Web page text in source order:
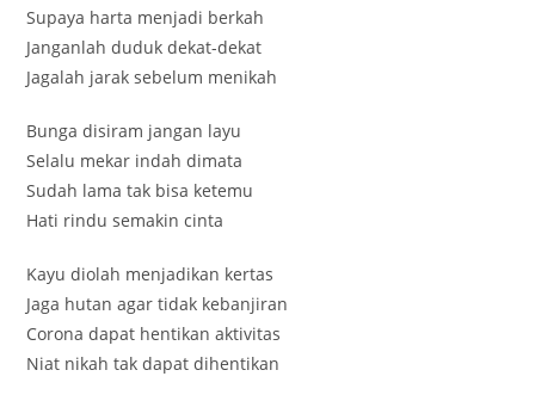
Supaya harta menjadi berkah
Janganlah duduk dekat-dekat
Jagalah jarak sebelum menikah
Bunga disiram jangan layu
Selalu mekar indah dimata
Sudah lama tak bisa ketemu
Hati rindu semakin cinta
Kayu diolah menjadikan kertas
Jaga hutan agar tidak kebanjiran
Corona dapat hentikan aktivitas
Niat nikah tak dapat dihentikan